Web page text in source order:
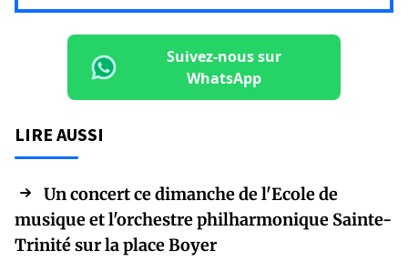
Suivez-nous sur
WhatsApp
LIRE AUSSI
Un concert ce dimanche de l'Ecole de
musique et l'orchestre philharmonique Sainte-
Trinité sur la place Boyer